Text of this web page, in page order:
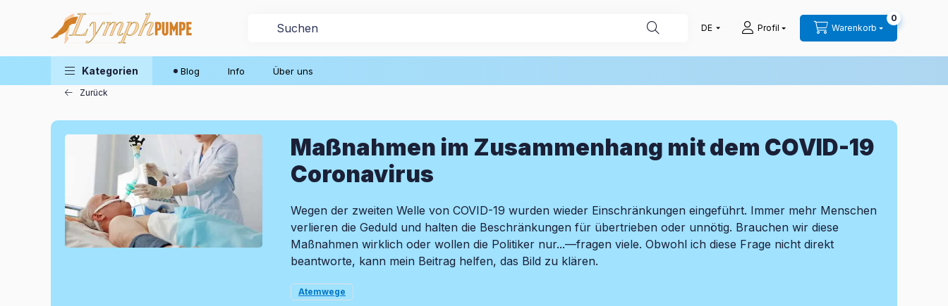
Profil Warenkorb
0
Kategorien Blog Info Über uns
Zurück
Maßnahmen im Zusammenhang mit dem COVID-19
Coronavirus
Wegen der zweiten Welle von COVID-19 wurden wieder Einschränkungen eingeführt. Immer mehr Menschen
verlieren die Geduld und halten die Beschränkungen für übertrieben oder unnötig. Brauchen wir diese
Maßnahmen wirklich oder wollen die Politiker nur...—fragen viele. Obwohl ich diese Frage nicht direkt
beantworte, kann mein Beitrag helfen, das Bild zu klären.
Atemwege